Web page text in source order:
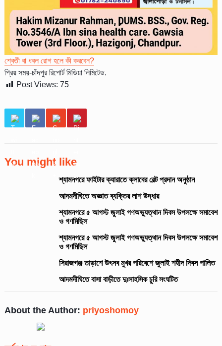
শ্বেতী বা ধবল রোগ হলে কী করবেন?
প্রিয় সময়-চাঁদপুর রিপোর্ট মিডিয়া লিমিটেড.
Post Views: 75
You might like
শ্যামনগরে ফাইটার ক্যারাতে ক্লাবের বেল্ট প্রদান অনুষ্ঠান
আদমদীঘিতে অজ্ঞাত ব্যক্তির লাশ উদ্ধার
শ্যামনগরে ৫ আগস্ট জুলাই গণঅভ্যুত্থান দিবস উপলক্ষে সমাবেশ
ও গণমিছিল
শ্যামনগরে ৫ আগস্ট জুলাই গণঅভ্যুত্থান দিবস উপলক্ষে সমাবেশ
ও গণমিছিল
সিরাজগঞ্জ তাড়াশে উৎসব মুখর পরিবেশে জুলাই শহীদ দিবস পালিত
আদমদীঘিতে বাসা বাড়ীতে দুঃসাহসিক চুরি সংঘটিত
About the Author: priyoshomoy